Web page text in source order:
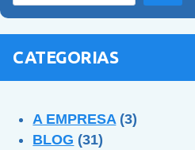
CATEGORIAS
A EMPRESA (3)
BLOG (31)